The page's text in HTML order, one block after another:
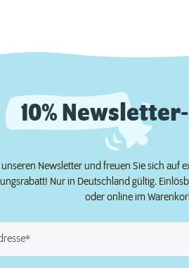
10%
Newsletter und freuen Sie sich auf
Nur in Deutschland gültig.
oder online im